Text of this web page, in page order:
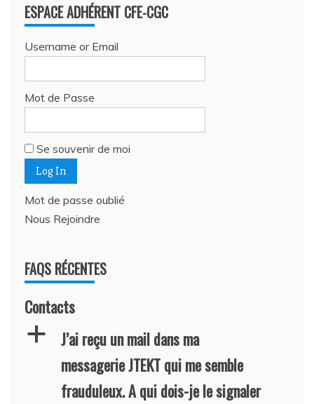
ESPACE ADHÉRENT CFE-CGC
Username or Email
Mot de Passe
Se souvenir de moi
Mot de passe oublié
Nous Rejoindre
FAQS RÉCENTES
Contacts
a
J’ai reçu un mail dans ma
messagerie JTEKT qui me semble
frauduleux. A qui dois-je le signaler